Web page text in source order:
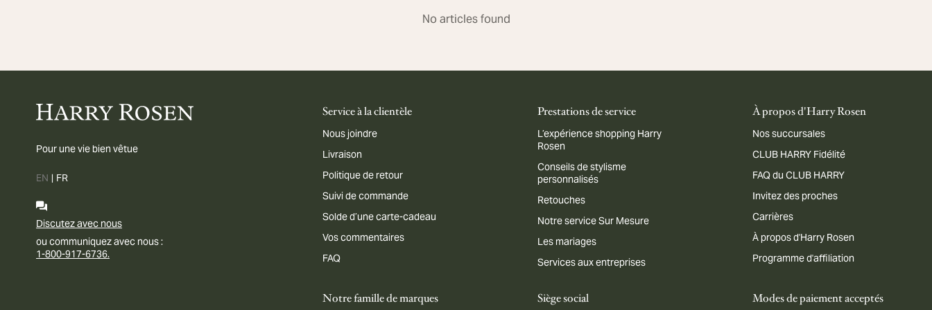
No articles found
Pour une vie bien vêtue
EN | FR
Discutez avec nous
ou communiquez avec nous :
1-800-917-6736.
Service à la clientèle
Nous joindre
Livraison
Politique de retour
Suivi de commande
Solde d’une carte-cadeau
Vos commentaires
FAQ
Prestations de service
L’expérience shopping Harry
Rosen
Conseils de stylisme
personnalisés
Retouches
Notre service Sur Mesure
Les mariages
Services aux entreprises
À propos d'Harry Rosen
Nos succursales
CLUB HARRY Fidélité
FAQ du CLUB HARRY
Invitez des proches
Carrières
À propos d'Harry Rosen
Programme d'affiliation
Notre famille de marques Siège social Modes de paiement acceptés